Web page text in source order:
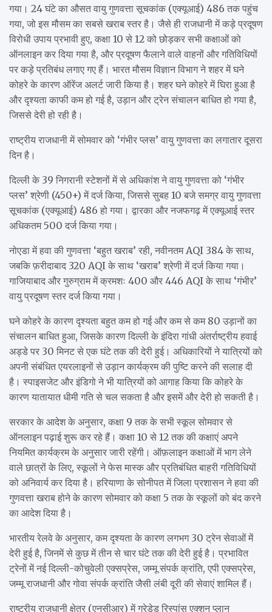
गया। 24 घंटे का औसत वायु गुणवत्ता सूचकांक (एक्यूआई) 486 तक पहुंच
गया, जो इस मौसम का सबसे खराब स्तर है। जैसे ही राजधानी में कड़े प्रदूषण
विरोधी उपाय प्रभावी हुए, कक्षा 10 से 12 को छोड़कर सभी कक्षाओं को
ऑनलाइन कर दिया गया है, और प्रदूषण फैलाने वाले वाहनों और गतिविधियों
पर कड़े प्रतिबंध लगाए गए हैं। भारत मौसम विज्ञान विभाग ने शहर में घने
कोहरे के कारण ऑरेंज अलर्ट जारी किया है। शहर घने कोहरे में घिरा हुआ है
और दृश्यता काफी कम हो गई है, उड़ान और ट्रेन संचालन बाधित हो गया है,
जिससे देरी हो रही है।
राष्ट्रीय राजधानी में सोमवार को ‘गंभीर प्लस’ वायु गुणवत्ता का लगातार दूसरा
दिन है।
दिल्ली के 39 निगरानी स्टेशनों में से अधिकांश ने वायु गुणवत्ता को ‘गंभीर
प्लस’ श्रेणी (450+) में दर्ज किया, जिससे सुबह 10 बजे समग्र वायु गुणवत्ता
सूचकांक (एक्यूआई) 486 हो गया। द्वारका और नजफगढ़ में एक्यूआई स्तर
अधिकतम 500 दर्ज किया गया।
नोएडा में हवा की गुणवत्ता ‘बहुत खराब’ रही, नवीनतम AQI 384 के साथ,
जबकि फ़रीदाबाद 320 AQI के साथ ‘खराब’ श्रेणी में दर्ज किया गया।
गाजियाबाद और गुरुग्राम में क्रमशः 400 और 446 AQI के साथ ‘गंभीर’
वायु प्रदूषण स्तर दर्ज किया गया।
घने कोहरे के कारण दृश्यता बहुत कम हो गई और कम से कम 80 उड़ानों का
संचालन बाधित हुआ, जिसके कारण दिल्ली के इंदिरा गांधी अंतर्राष्ट्रीय हवाई
अड्डे पर 30 मिनट से एक घंटे तक की देरी हुई। अधिकारियों ने यात्रियों को
अपनी संबंधित एयरलाइनों से उड़ान कार्यक्रम की पुष्टि करने की सलाह दी
है। स्पाइसजेट और इंडिगो ने भी यात्रियों को आगाह किया कि कोहरे के
कारण यातायात धीमी गति से चल सकता है और इसमें और देरी हो सकती है।
सरकार के आदेश के अनुसार, कक्षा 9 तक के सभी स्कूल सोमवार से
ऑनलाइन पढ़ाई शुरू कर रहे हैं। कक्षा 10 से 12 तक की कक्षाएं अपने
नियमित कार्यक्रम के अनुसार जारी रहेंगी। ऑफ़लाइन कक्षाओं में भाग लेने
वाले छात्रों के लिए, स्कूलों ने फेस मास्क और प्रतिबंधित बाहरी गतिविधियों
को अनिवार्य कर दिया है। हरियाणा के सोनीपत में जिला प्रशासन ने हवा की
गुणवत्ता खराब होने के कारण सोमवार को कक्षा 5 तक के स्कूलों को बंद करने
का आदेश दिया है।
भारतीय रेलवे के अनुसार, कम दृश्यता के कारण लगभग 30 ट्रेन सेवाओं में
देरी हुई है, जिनमें से कुछ में तीन से चार घंटे तक की देरी हुई है। प्रभावित
ट्रेनों में नई दिल्ली-कोचुवेली एक्सप्रेस, जम्मू संपर्क क्रांति, एपी एक्सप्रेस,
जम्मू राजधानी और गोवा संपर्क क्रांति जैसी लंबी दूरी की सेवाएं शामिल हैं।
राष्ट्रीय राजधानी क्षेत्र (एनसीआर) में ग्रेडेड रिस्पांस एक्शन प्लान